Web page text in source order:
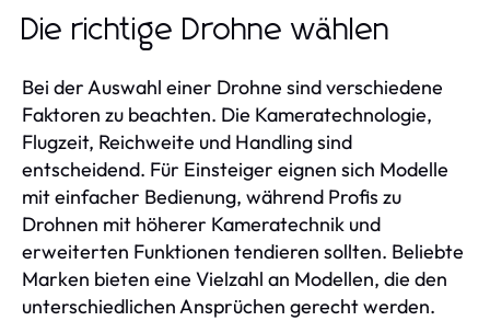
Die richtige Drohne wählen
Bei der Auswahl einer Drohne sind verschiedene
Faktoren zu beachten. Die Kameratechnologie,
Flugzeit, Reichweite und Handling sind
entscheidend. Für Einsteiger eignen sich Modelle
mit einfacher Bedienung, während Profis zu
Drohnen mit höherer Kameratechnik und
erweiterten Funktionen tendieren sollten. Beliebte
Marken bieten eine Vielzahl an Modellen, die den
unterschiedlichen Ansprüchen gerecht werden.